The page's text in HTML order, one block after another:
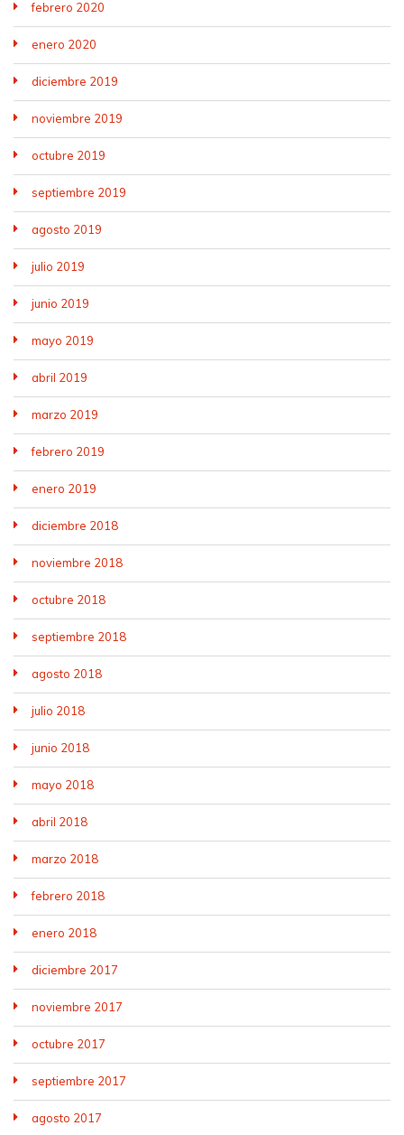
febrero 2020
enero 2020
diciembre 2019
noviembre 2019
octubre 2019
septiembre 2019
agosto 2019
julio 2019
junio 2019
mayo 2019
abril 2019
marzo 2019
febrero 2019
enero 2019
diciembre 2018
noviembre 2018
octubre 2018
septiembre 2018
agosto 2018
julio 2018
junio 2018
mayo 2018
abril 2018
marzo 2018
febrero 2018
enero 2018
diciembre 2017
noviembre 2017
octubre 2017
septiembre 2017
agosto 2017